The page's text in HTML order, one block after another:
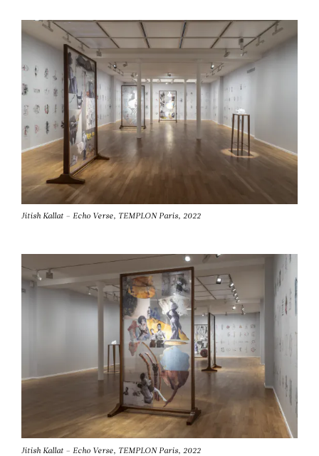
Jitish Kallat – Echo Verse, TEMPLON Paris, 2022
Jitish Kallat – Echo Verse, TEMPLON Paris, 2022